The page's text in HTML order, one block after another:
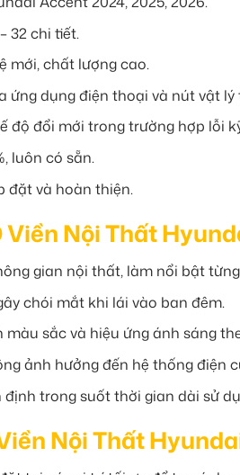
32 chi tiết.
mới, chất lượng cao.
ứng dụng điện thoại và nút vật lý
độ đổi mới trong trường hợp lỗi
luôn có sẵn.
đặt và hoàn thiện.
Viền Nội Thất
gian nội thất, làm nổi bật
chói mắt khi lái vào ban đêm.
sắc và hiệu ứng ánh sáng
ảnh hưởng đến hệ thống điện
trong suốt thời gian dài sử
Nội Thất